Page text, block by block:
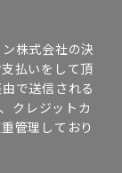
株式会社の決
払いをして頂
で送信される
クレジットカ
管理しており